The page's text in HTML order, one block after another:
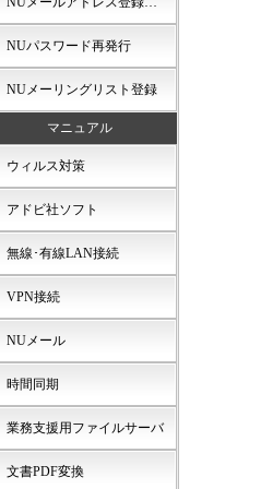
NUパスワード再発行
NUメーリングリスト登録
マニュアル
ウィルス対策
アドビ社ソフト
無線･有線LAN接続
VPN接続
NUメール
時間同期
業務支援用ファイルサーバ
文書PDF変換